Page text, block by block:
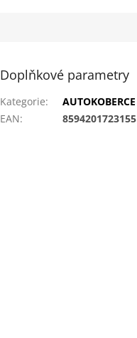
Doplňkové parametry
Kategorie:
AUTOKOBERCE
EAN: 8594201723155